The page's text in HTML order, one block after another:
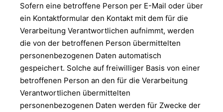
Sofern eine betroffene Person per E-Mail oder über
ein Kontaktformular den Kontakt mit dem für die
Verarbeitung Verantwortlichen aufnimmt, werden
die von der betroffenen Person übermittelten
personenbezogenen Daten automatisch
gespeichert. Solche auf freiwilliger Basis von einer
betroffenen Person an den für die Verarbeitung
Verantwortlichen übermittelten
personenbezogenen Daten werden für Zwecke der